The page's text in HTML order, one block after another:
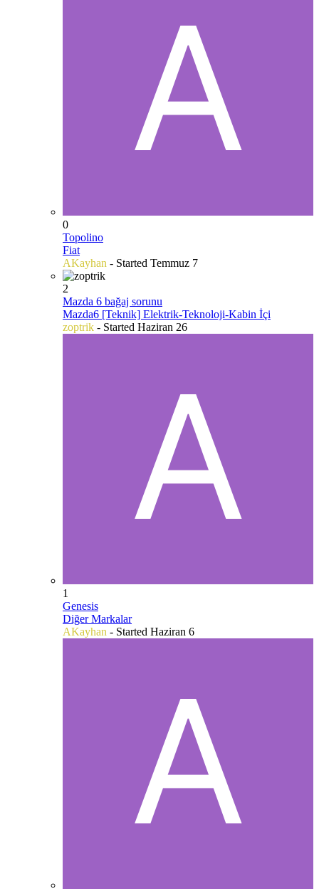
0
Topolino
Fiat
AKayhan - Started Temmuz 7
2
Mazda 6 bağaj sorunu
Mazda6 [Teknik] Elektrik-Teknoloji-Kabin İçi
zoptrik - Started Haziran 26
1
Genesis
Diğer Markalar
AKayhan - Started Haziran 6